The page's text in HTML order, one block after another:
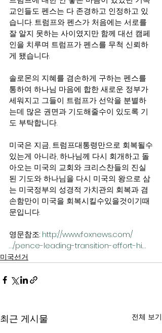
교인들도 펜스는 다 존경하고 인정하고 있
습니다. 트럼프와 펜스가 처음에는 서로를
잘 알지 못하는 사이였지만 함께 대선 캠페
인을 치루며 트럼프가 펜스를 무척 신뢰하
게 됐습니다.
솔로몬의 지혜를 겸손하게 구하는 펜스를
통하여 하나님 마음에 합한 새로운 정부가
세워지고 그들이 트럼프가 선악을 분별하
는데 많은 권면과 기도해줄수이 있도록 기
도 부탁합니다.
미국은 지금, 트럼프대통령만으로 회복될수
있는게 아니라, 하나님께 다시 회개하고 돌
아오는 미국의 교회와 크리스찬들의 진실
된 기도와 하나님을 다시 미국의 왕으로 삼
는 미국정부의 성경적 가치관의 회복과 겸
손함만이 미국을 회복시킬수있을것이기때
문입니다.
영문참조: http://www.foxnews.com/
…/pence-leading-transition-effort-hi…
미국선거
최근 게시물 전체 보기